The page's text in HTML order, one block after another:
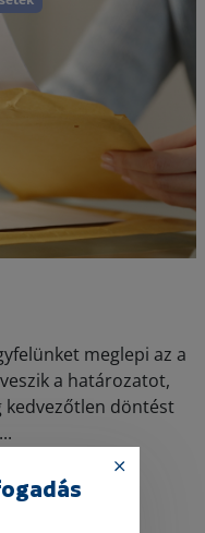
meglepi az a
a határozatot,
kedvezőtlen döntést